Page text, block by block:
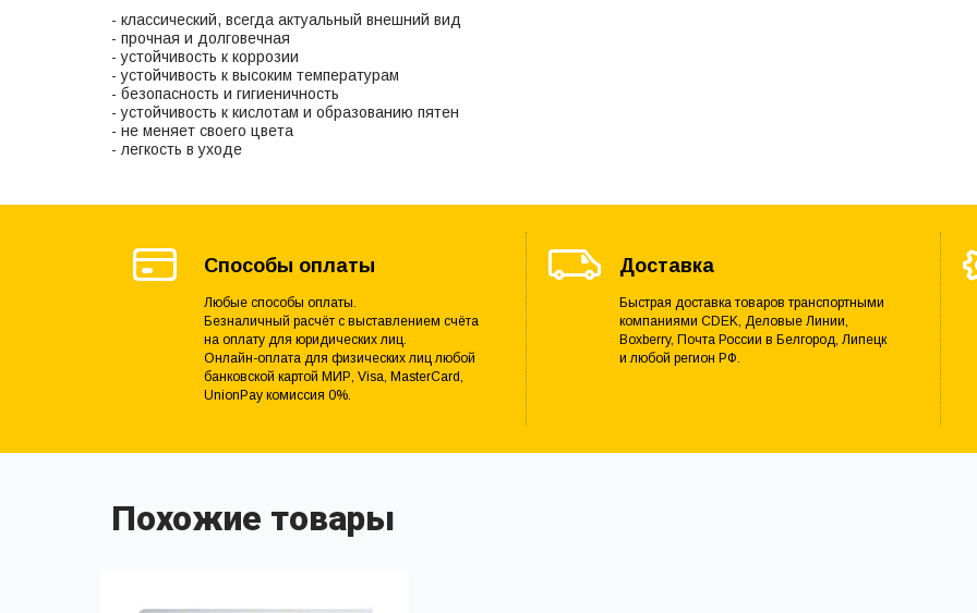
- классический, всегда актуальный внешний вид
- прочная и долговечная
- устойчивость к коррозии
- устойчивость к высоким температурам
- безопасность и гигиеничность
- устойчивость к кислотам и образованию пятен
- не меняет своего цвета
- легкость в уходе
Способы оплаты
Любые способы оплаты.
Безналичный расчёт с выставлением счёта
на оплату для юридических лиц.
Онлайн-оплата для физических лиц любой
банковской картой МИР, Visa, MasterCard,
UnionPay комиссия 0%.
Доставка
Быстрая доставка товаров транспортными
компаниями CDEK, Деловые Линии,
Boxberry, Почта России в Белгород, Липецк
и любой регион РФ.
Похожие товары